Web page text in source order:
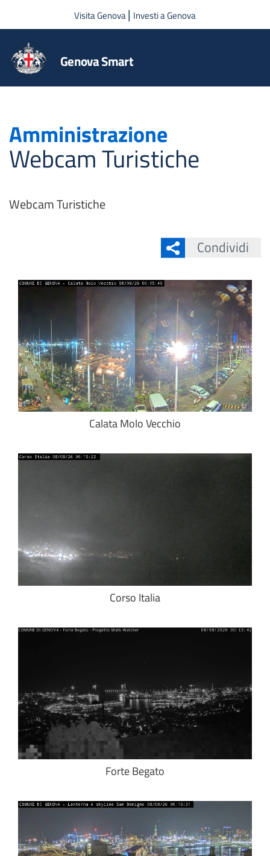
Salta al contenuto principale
Visita Genova| Investi a Genova
Genova Smart
Amministrazione
Webcam Turistiche
Webcam Turistiche
Condividi
Calata Molo Vecchio
Corso Italia
Forte Begato